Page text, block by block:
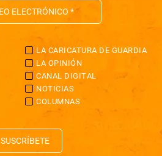
LA CARICATURA DE GUARDIA
LA OPINIÓN
CANAL DIGITAL
NOTICIAS
COLUMNAS
SUSCRÍBETE